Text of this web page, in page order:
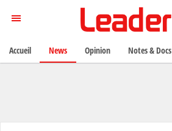
Accueil News Opinion Notes & Docs